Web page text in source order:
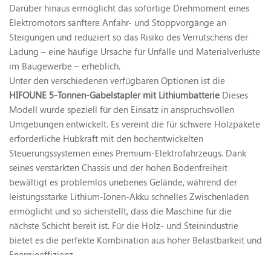
Darüber hinaus ermöglicht das sofortige Drehmoment eines
Elektromotors sanftere Anfahr- und Stoppvorgänge an
Steigungen und reduziert so das Risiko des Verrutschens der
Ladung – eine häufige Ursache für Unfälle und Materialverluste
im Baugewerbe – erheblich.
Unter den verschiedenen verfügbaren Optionen ist die
HIFOUNE 5-Tonnen-Gabelstapler mit Lithiumbatterie Dieses
Modell wurde speziell für den Einsatz in anspruchsvollen
Umgebungen entwickelt. Es vereint die für schwere Holzpakete
erforderliche Hubkraft mit den hochentwickelten
Steuerungssystemen eines Premium-Elektrofahrzeugs. Dank
seines verstärkten Chassis und der hohen Bodenfreiheit
bewältigt es problemlos unebenes Gelände, während der
leistungsstarke Lithium-Ionen-Akku schnelles Zwischenladen
ermöglicht und so sicherstellt, dass die Maschine für die
nächste Schicht bereit ist. Für die Holz- und Steinindustrie
bietet es die perfekte Kombination aus hoher Belastbarkeit und